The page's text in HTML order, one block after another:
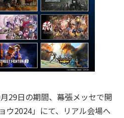
29日の期間、幕張メッセで開
ウ2024」にて、リアル会場へ